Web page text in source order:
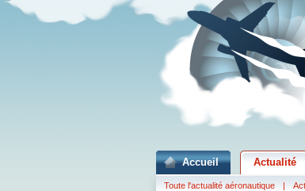
Accueil Actualité
Toute l'actualité aéronautique |